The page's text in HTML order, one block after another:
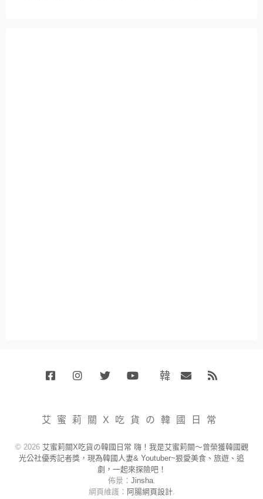
韓
小
賣
艾蜜莉關X吃貨の韓國日常
© 2026 艾蜜莉關X吃貨の韓國日常 嗨！我是艾蜜莉關～曾榮獲韓國觀
光公社優秀記者獎，現為韓國人妻& Youtuber~狠愛美食、旅遊、追
劇，一起來探險吧！
佈景： Jinsha.
網頁維護： 阿腸網頁設計.